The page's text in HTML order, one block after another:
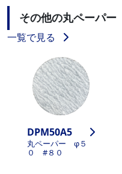
その他の丸ペーパー
一覧で見る
DPM50A5
丸ペーパー φ５
０ #８０